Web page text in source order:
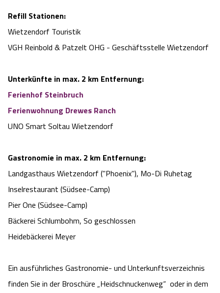
Refill Stationen:
Wietzendorf Touristik
VGH Reinbold & Patzelt OHG - Geschäftsstelle Wietzendorf
Unterkünfte in max. 2 km Entfernung:
Ferienhof Steinbruch
Ferienwohnung Drewes Ranch
UNO Smart Soltau Wietzendorf
Gastronomie in max. 2 km Entfernung:
Landgasthaus Wietzendorf ("Phoenix"), Mo-Di Ruhetag
Inselrestaurant (Südsee-Camp)
Pier One (Südsee-Camp)
Bäckerei Schlumbohm, So geschlossen
Heidebäckerei Meyer
Ein ausführliches Gastronomie- und Unterkunftsverzeichnis
finden Sie in der Broschüre „Heidschnuckenweg“ oder in dem